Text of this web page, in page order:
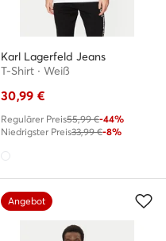
Karl Lagerfeld Jeans
T-Shirt · Weiß
30,99 €
Regulärer Preis55,99 €-44%
Niedrigster Preis33,99 €-8%
Angebot